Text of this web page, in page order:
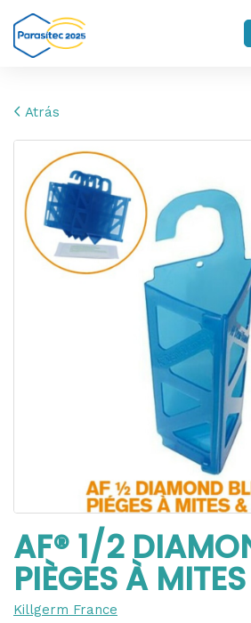
Atrás
AF® 1/2
PIÈGES À
Killgerm France